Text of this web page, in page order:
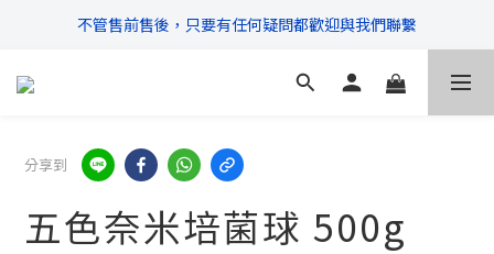
\ 超商滿$399免運!宅配滿$666免運 /
不管售前售後，只要有任何疑問都歡迎與我們聯繫
\ 超商滿$399免運!宅配滿$666免運 /
分享到
五色奈米培菌球 500g